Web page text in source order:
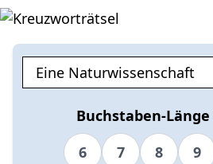
Buchstaben-
6
7 8 9